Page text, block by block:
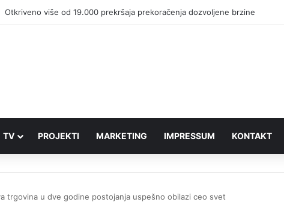
Otkriveno više od 19.000 prekršaja prekoračenja dozvoljene brzine
TV PROJEKTI MARKETING IMPRESSUM KONTAKT
trgovina u dve godine postojanja uspešno obilazi ceo svet